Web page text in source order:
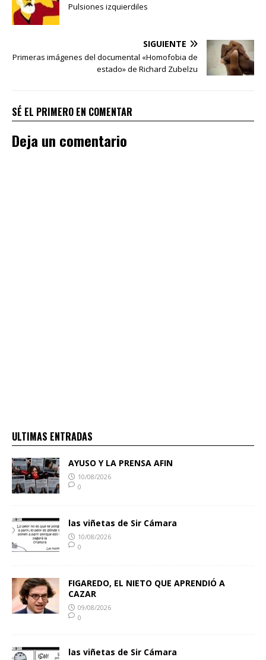
Pulsiones izquierdiles
SIGUIENTE
Primeras imágenes del documental «Homofobia de
estado» de Richard Zubelzu
SÉ EL PRIMERO EN COMENTAR
Deja un comentario
ULTIMAS ENTRADAS
AYUSO Y LA PRENSA AFIN
10/08/2026
0
las viñetas de Sir Cámara
10/08/2026
0
FIGAREDO, EL NIETO QUE APRENDIÓ A
CAZAR
09/08/2026
0
las viñetas de Sir Cámara